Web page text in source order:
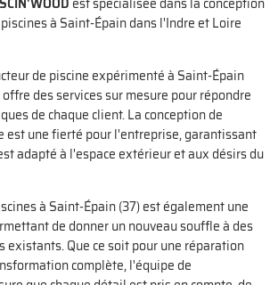
à Saint-Épain dans l'Indre et Loire
de piscine expérimenté à Saint-Épain
offre des services sur mesure pour répondre
de chaque client. La conception de
est une fierté pour l'entreprise, garantissant
adapté à l'espace extérieur et aux désirs du
à Saint-Épain (37) est également une
de donner un nouveau souffle à des
existants. Que ce soit pour une réparation
complète, l'équipe de